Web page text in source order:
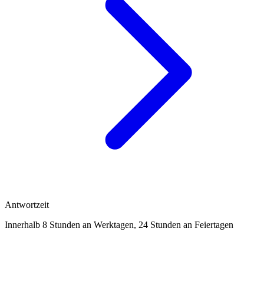
Antwortzeit
Innerhalb 8 Stunden an Werktagen, 24 Stunden an Feiertagen